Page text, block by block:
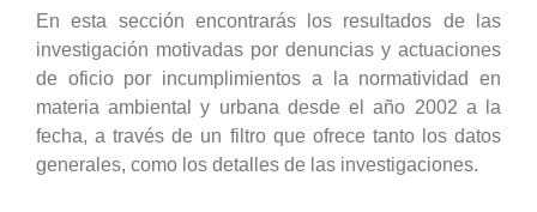
En esta sección encontrarás los resultados de las
investigación motivadas por denuncias y actuaciones
de oficio por incumplimientos a la normatividad en
materia ambiental y urbana desde el año 2002 a la
fecha, a través de un filtro que ofrece tanto los datos
generales, como los detalles de las investigaciones.